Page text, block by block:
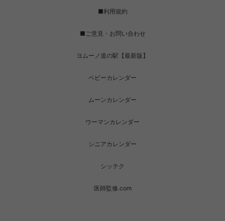
■利用規約
■ご意見・お問い合わせ
ヨムーノ道の駅【最新版】
ベビーカレンダー
ムーンカレンダー
ウーマンカレンダー
シニアカレンダー
シッテク
医師監修.com